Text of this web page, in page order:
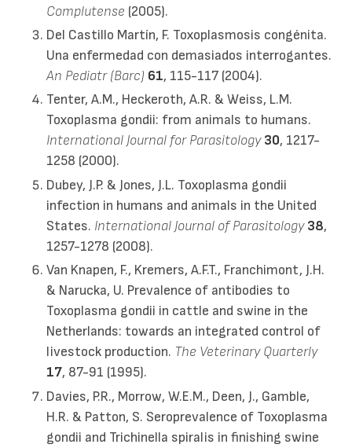
Complutense (2005).
Del Castillo Martín, F. Toxoplasmosis congénita.
Una enfermedad con demasiados interrogantes.
An Pediatr (Barc) 61, 115-117 (2004).
Tenter, A.M., Heckeroth, A.R. & Weiss, L.M.
Toxoplasma gondii: from animals to humans.
International Journal for Parasitology 30, 1217-
1258 (2000).
Dubey, J.P. & Jones, J.L. Toxoplasma gondii
infection in humans and animals in the United
States. International Journal of Parasitology 38,
1257-1278 (2008).
Van Knapen, F., Kremers, A.F.T., Franchimont, J.H.
& Narucka, U. Prevalence of antibodies to
Toxoplasma gondii in cattle and swine in the
Netherlands: towards an integrated control of
livestock production. The Veterinary Quarterly
17, 87-91 (1995).
Davies, P.R., Morrow, W.E.M., Deen, J., Gamble,
H.R. & Patton, S. Seroprevalence of Toxoplasma
gondii and Trichinella spiralis in finishing swine